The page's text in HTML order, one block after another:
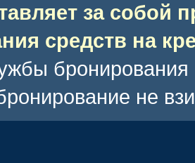
за собой
средств на
не